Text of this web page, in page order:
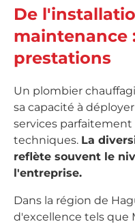
De
maintenance
prestations
Un plombier
sa capacité à
services
techniques. La
reflète souvent le
l'entreprise.
Dans la région de
d'excellence tels que